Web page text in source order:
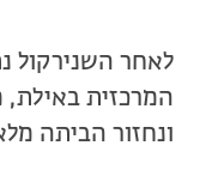
לאחר השנירקול
המרכזית
ונחזור הביתה